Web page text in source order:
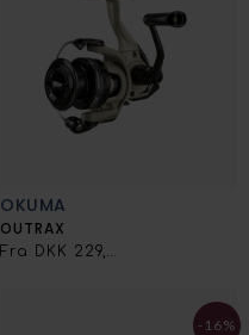
OKUMA
OUTRAX
Fra DKK 229,00
-16%